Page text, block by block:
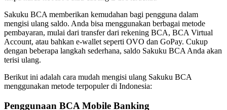
Sakuku BCA memberikan kemudahan bagi pengguna dalam
mengisi ulang saldo. Anda bisa menggunakan berbagai metode
pembayaran, mulai dari transfer dari rekening BCA, BCA Virtual
Account, atau bahkan e-wallet seperti OVO dan GoPay. Cukup
dengan beberapa langkah sederhana, saldo Sakuku BCA Anda akan
terisi ulang.
Berikut ini adalah cara mudah mengisi ulang Sakuku BCA
menggunakan metode terpopuler di Indonesia:
Penggunaan BCA Mobile Banking